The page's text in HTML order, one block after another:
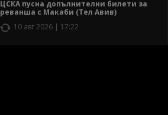
ЦСКА пусна допълнителни билети за
реванша с Макаби (Тел Авив)
10 авг 2026 | 17:22